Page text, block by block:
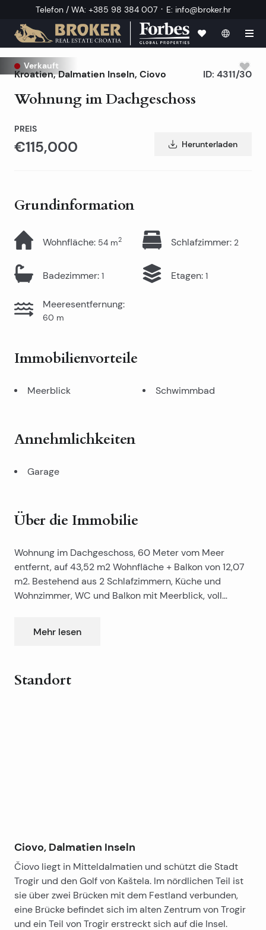
Telefon / WA: +385 98 384 007 · E: info@broker.hr
Verkauft
Kroatien,Dalmatien Inseln, Ciovo
Wohnung im Dachgeschoss
ID: 4311/30
PREIS
€115,000 Herunterladen
Grundinformation
Wohnfläche: 54 m2 Schlafzimmer: 2
Badezimmer: 1 Etagen: 1
Meeresentfernung:
60 m
Immobilienvorteile
Meerblick Schwimmbad
Annehmlichkeiten
Garage
Über die Immobilie
Wohnung im Dachgeschoss, 60 Meter vom Meer
entfernt, auf 43,52 m2 Wohnfläche + Balkon von 12,07
m2. Bestehend aus 2 Schlafzimmern, Küche und
Wohnzimmer, WC und Balkon mit Meerblick, voll
Grill. Der nächste Strand ist 150 Meter entfernt.
Mehr lesen
Standort
Ciovo, Dalmatien Inseln
Čiovo liegt in Mitteldalmatien und schützt die Stadt
Trogir und den Golf von Kaštela. Im nördlichen Teil ist
sie über zwei Brücken mit dem Festland verbunden,
eine Brücke befindet sich im alten Zentrum von Trogir
und ein Teil von Trogir erstreckt sich auf die Insel.